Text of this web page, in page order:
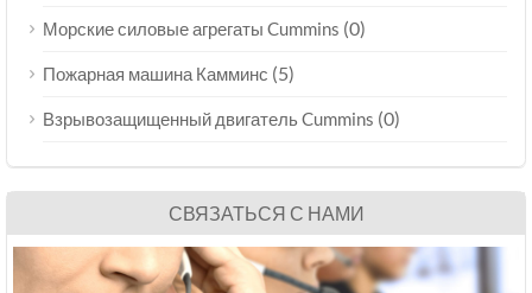
Морские силовые агрегаты Cummins (0)
Пожарная машина Камминс (5)
Взрывозащищенный двигатель Cummins (0)
СВЯЗАТЬСЯ С НАМИ